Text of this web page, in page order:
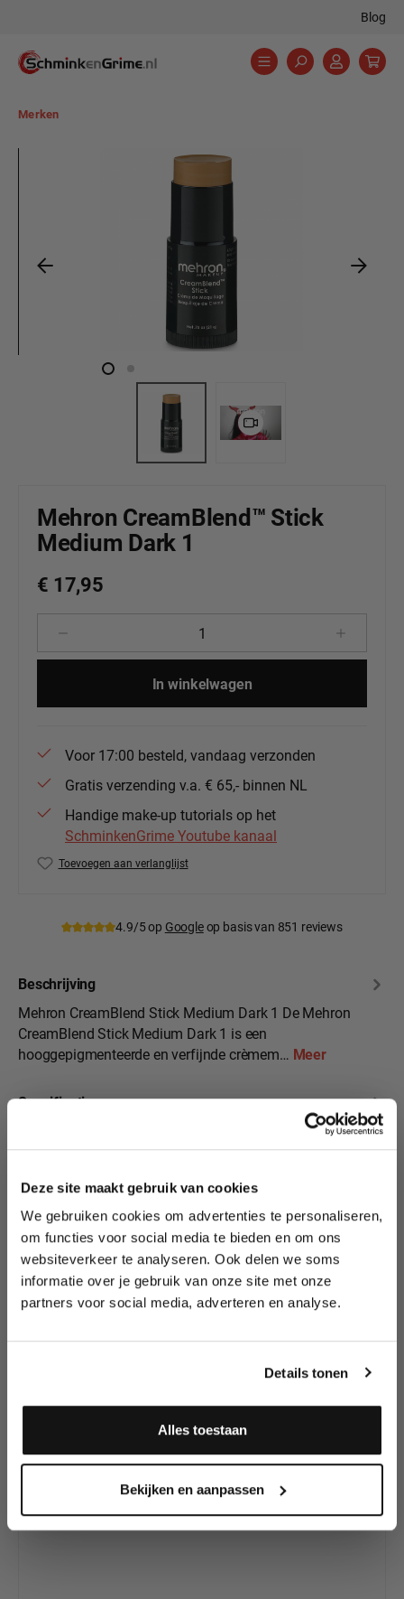
Deze site maakt gebruik van cookies
We gebruiken cookies om advertenties te personaliseren,
om functies voor social media te bieden en om ons
websiteverkeer te analyseren. Ook delen we soms
informatie over je gebruik van onze site met onze
partners voor social media, adverteren en analyse.
Details tonen
Alles toestaan
Bekijken en aanpassen
Blog
Merken
Afbeeldingengalerij overslaan
Mehron CreamBlend™ Stick
Medium Dark 1
€ 17,95
Producthoeveelheid: Voer de
In winkelwagen
Voor 17:00 besteld, vandaag verzonden
Gratis verzending v.a. € 65,- binnen NL
Handige make-up tutorials op het
SchminkenGrime Youtube kanaal
Toevoegen aan verlanglijst
4.9/5 op Googleop basis van 851 reviews
Beschrijving
Mehron CreamBlend Stick Medium Dark 1 De Mehron
CreamBlend Stick Medium Dark 1 is een
hooggepigmenteerde en verfijnde crèmem… Meer
Specificaties
Beoordelingen
Productgalerij overslaan
Ontdek meer
Creamblend Stick's
10% korting?
Lees als eerste over nieuwe producten,
tutorials, aanbiedingen, evenementen,
wedstrijden en meer.
Meld je aan en ontvang direct
Ja, ik meld me aan